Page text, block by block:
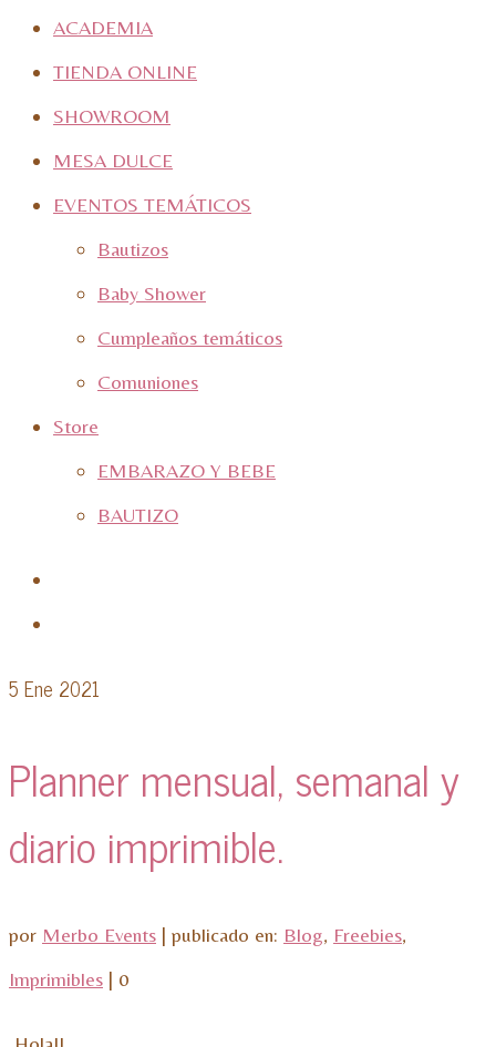
ACADEMIA
TIENDA ONLINE
SHOWROOM
MESA DULCE
EVENTOS TEMÁTICOS
Bautizos
Baby Shower
Cumpleaños temáticos
Comuniones
Store
EMBARAZO Y BEBE
BAUTIZO
5 Ene 2021
Planner mensual, semanal y
diario imprimible.
por Merbo Events | publicado en: Blog, Freebies,
Imprimibles | 0